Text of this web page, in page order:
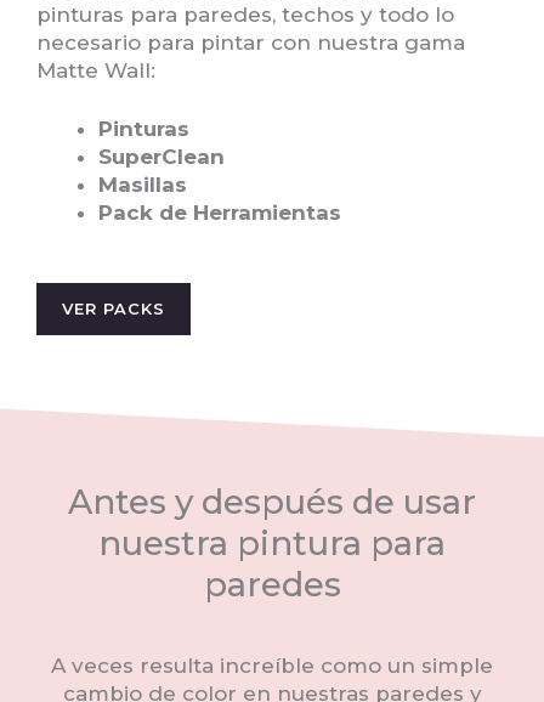
pinturas para paredes, techos y todo lo
necesario para pintar con nuestra gama
Matte Wall:
Pinturas
SuperClean
Masillas
Pack de Herramientas
VER PACKS
Antes y después de usar
nuestra pintura para
paredes
A veces resulta increíble como un simple
cambio de color en nuestras paredes y